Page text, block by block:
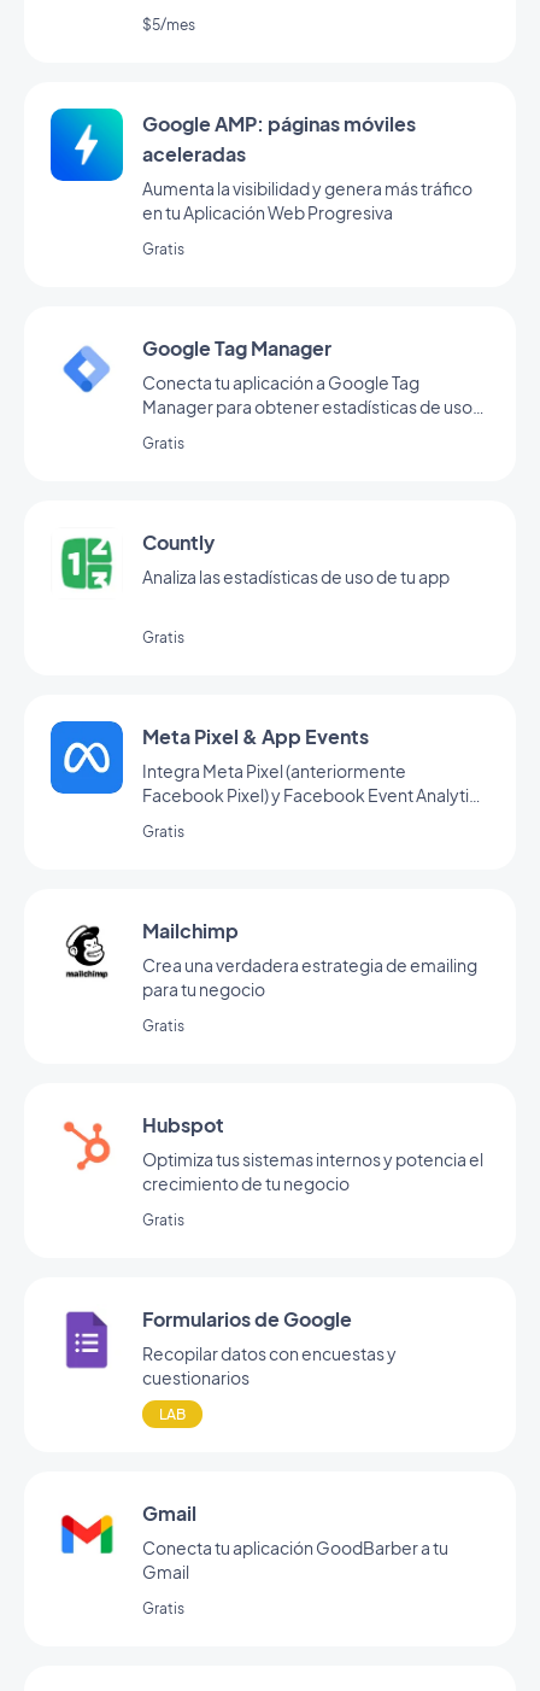
$5/mes
Google AMP: páginas móviles
aceleradas
Aumenta la visibilidad y genera más tráfico
en tu Aplicación Web Progresiva
Gratis
Google Tag Manager
Conecta tu aplicación a Google Tag
Manager para obtener estadísticas de uso
Gratis
Countly
Analiza las estadísticas de uso de tu app
Gratis
Meta Pixel & App Events
Integra Meta Pixel (anteriormente
Facebook Pixel) y Facebook Event Analytics
comportamiento de tus usuarios y optimizar
Gratis
Mailchimp
Crea una verdadera estrategia de emailing
para tu negocio
Gratis
Hubspot
Optimiza tus sistemas internos y potencia el
crecimiento de tu negocio
Gratis
Formularios de Google
Recopilar datos con encuestas y
cuestionarios
LAB
Gmail
Conecta tu aplicación GoodBarber a tu
Gmail
Gratis